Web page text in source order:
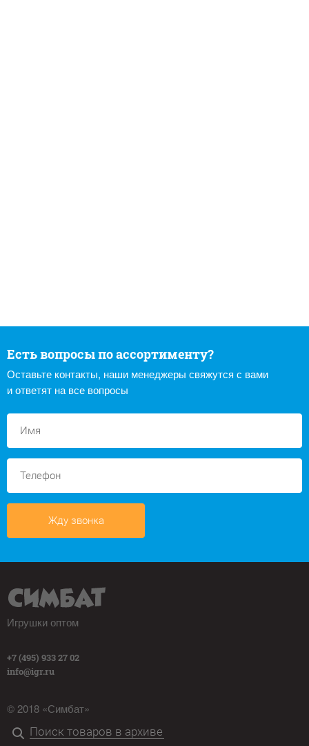
Есть вопросы по ассортименту?
Оставьте контакты, наши менеджеры свяжутся с вами
и ответят на все вопросы
Жду звонка
Игрушки оптом
+7 (495) 933 27 02
info@igr.ru
© 2018 «Симбат»